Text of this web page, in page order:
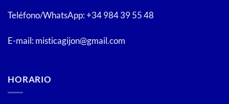
en
la
de
Teléfono/WhatsApp: +34 984 39 55 48
E-mail: misticagijon@gmail.com
HORARIO